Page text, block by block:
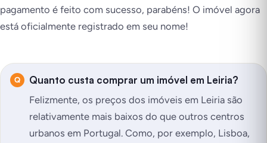
pagamento é feito com sucesso, parabéns! O imóvel agora
está oficialmente registrado em seu nome!
Quanto custa comprar um imóvel em Leiria?
Felizmente, os preços dos imóveis em Leiria são
relativamente mais baixos do que outros centros
urbanos em Portugal. Como, por exemplo, Lisboa,